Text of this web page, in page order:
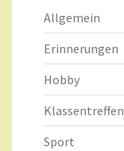
Allgemein
Erinnerungen
Hobby
Klassentreffen
Sport